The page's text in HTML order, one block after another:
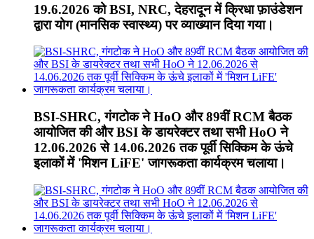
19.6.2026 को BSI, NRC, देहरादून में क्रिधा फ़ाउंडेशन
द्वारा योग (मानसिक स्वास्थ्य) पर व्याख्यान दिया गया।
BSI-SHRC, गंगटोक ने HoO और 89वीं RCM बैठक
आयोजित की और BSI के डायरेक्टर तथा सभी HoO ने
12.06.2026 से 14.06.2026 तक पूर्वी सिक्किम के ऊंचे
इलाकों में 'मिशन LiFE' जागरूकता कार्यक्रम चलाया।